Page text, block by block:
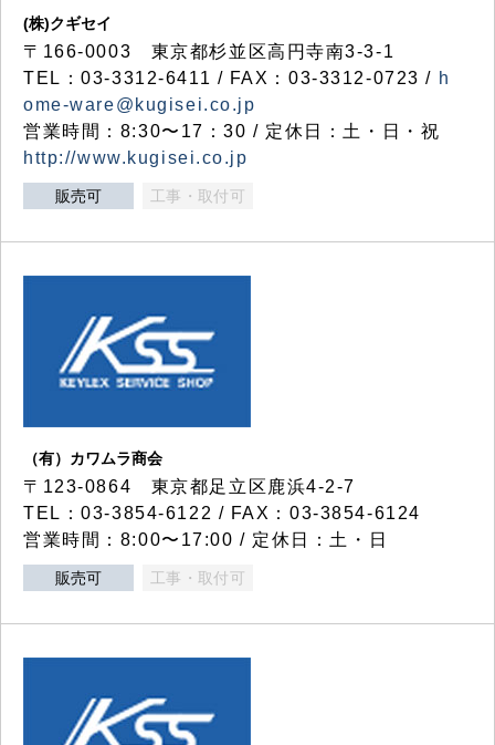
(株)クギセイ
〒166-0003 東京都杉並区高円寺南3-3-1
TEL：03-3312-6411 / FAX：03-3312-0723 / h
ome-ware@kugisei.co.jp
営業時間：8:30〜17：30 / 定休日：土・日・祝
http://www.kugisei.co.jp
販売可 工事・取付可
（有）カワムラ商会
〒123-0864 東京都足立区鹿浜4-2-7
TEL：03-3854-6122 / FAX：03-3854-6124
営業時間：8:00〜17:00 / 定休日：土・日
販売可 工事・取付可